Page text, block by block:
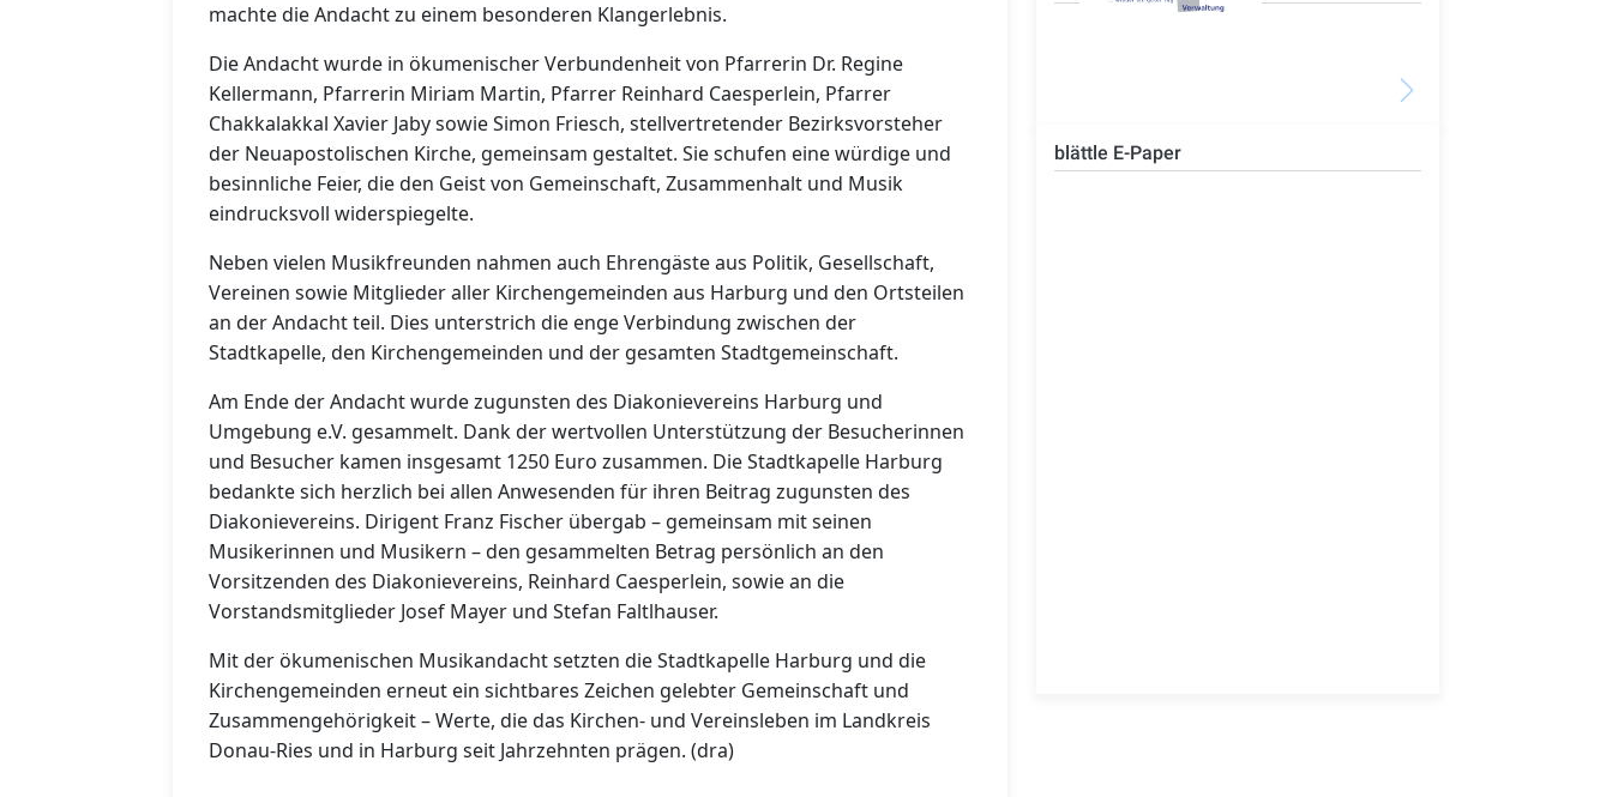
machte die Andacht zu einem besonderen Klangerlebnis.
Die Andacht wurde in ökumenischer Verbundenheit von Pfarrerin Dr. Regine
Kellermann, Pfarrerin Miriam Martin, Pfarrer Reinhard Caesperlein, Pfarrer
Chakkalakkal Xavier Jaby sowie Simon Friesch, stellvertretender Bezirksvorsteher
der Neuapostolischen Kirche, gemeinsam gestaltet. Sie schufen eine würdige und
besinnliche Feier, die den Geist von Gemeinschaft, Zusammenhalt und Musik
eindrucksvoll widerspiegelte.
Neben vielen Musikfreunden nahmen auch Ehrengäste aus Politik, Gesellschaft,
Vereinen sowie Mitglieder aller Kirchengemeinden aus Harburg und den Ortsteilen
an der Andacht teil. Dies unterstrich die enge Verbindung zwischen der
Stadtkapelle, den Kirchengemeinden und der gesamten Stadtgemeinschaft.
Am Ende der Andacht wurde zugunsten des Diakonievereins Harburg und
Umgebung e.V. gesammelt. Dank der wertvollen Unterstützung der Besucherinnen
und Besucher kamen insgesamt 1250 Euro zusammen. Die Stadtkapelle Harburg
bedankte sich herzlich bei allen Anwesenden für ihren Beitrag zugunsten des
Diakonievereins. Dirigent Franz Fischer übergab – gemeinsam mit seinen
Musikerinnen und Musikern – den gesammelten Betrag persönlich an den
Vorsitzenden des Diakonievereins, Reinhard Caesperlein, sowie an die
Vorstandsmitglieder Josef Mayer und Stefan Faltlhauser.
Mit der ökumenischen Musikandacht setzten die Stadtkapelle Harburg und die
Kirchengemeinden erneut ein sichtbares Zeichen gelebter Gemeinschaft und
Zusammengehörigkeit – Werte, die das Kirchen- und Vereinsleben im Landkreis
Donau-Ries und in Harburg seit Jahrzehnten prägen. (dra)
blättle E-Paper